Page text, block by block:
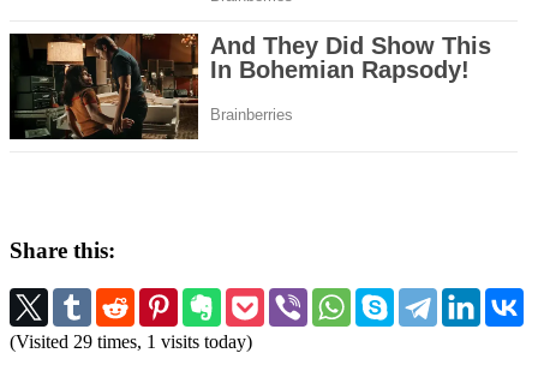
Share this:
(Visited 29 times, 1 visits today)